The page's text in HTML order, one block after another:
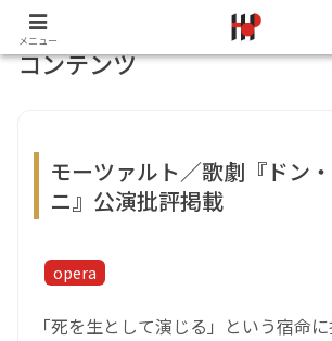
コンテンツ
opera
モーツァルト／歌劇『ドン
ニ』公演批評掲載
「死を生として演じる」という宿命
メニュー